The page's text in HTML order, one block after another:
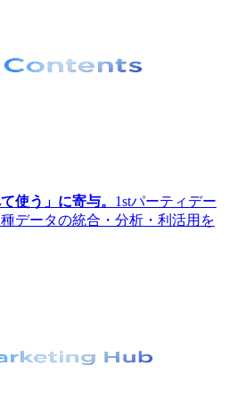
使う」に寄与。 1stパーティデー
データの統合・分析・利活用を